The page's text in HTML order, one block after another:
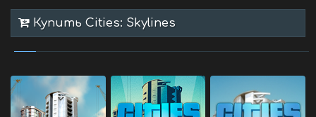
Купить Cities: Skylines